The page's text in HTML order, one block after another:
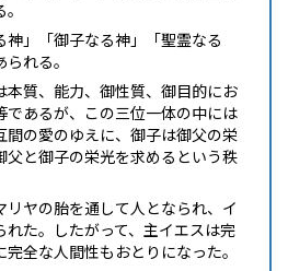
神」「御子なる神」「聖霊なる
れる。
本質、能力、御性質、御目的にお
であるが、この三位一体の中には
間の愛のゆえに、御子は御父の栄
父と御子の栄光を求めるという秩
リヤの胎を通して人となられ、イ
れた。したがって、主イエスは完
全な人間性もおとりになった。